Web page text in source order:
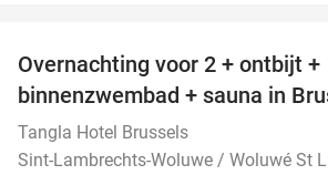
Overnachting voor 2 + ontbijt +
binnenzwembad + sauna in
Tangla Hotel Brussels
Sint-Lambrechts-Woluwe / Woluwé St